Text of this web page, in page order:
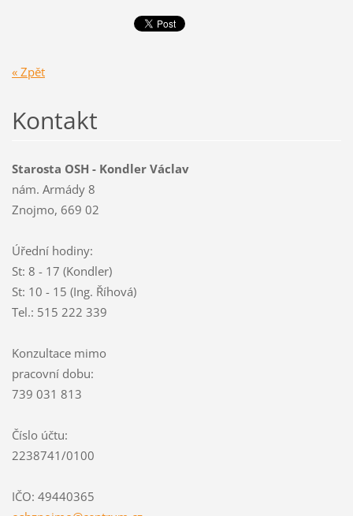
« Zpět
Kontakt
Starosta OSH - Kondler Václav
nám. Armády 8
Znojmo, 669 02
Úřední hodiny:
St: 8 - 17 (Kondler)
St: 10 - 15 (Ing. Říhová)
Tel.: 515 222 339
Konzultace mimo
pracovní dobu:
739 031 813
Číslo účtu:
2238741/0100
IČO: 49440365